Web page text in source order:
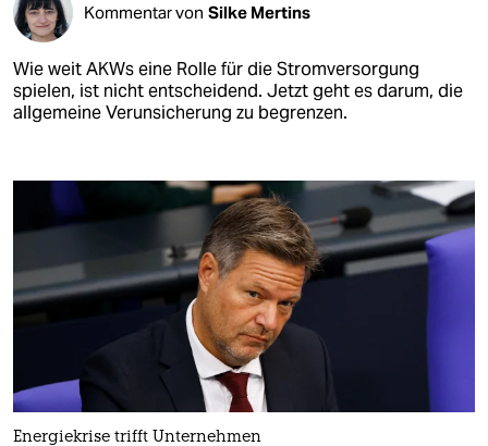
Kommentar von Silke Mertins
Wie weit AKWs eine Rolle für die Stromversorgung
spielen, ist nicht entscheidend. Jetzt geht es darum, die
allgemeine Verunsicherung zu begrenzen.
Energiekrise trifft Unternehmen